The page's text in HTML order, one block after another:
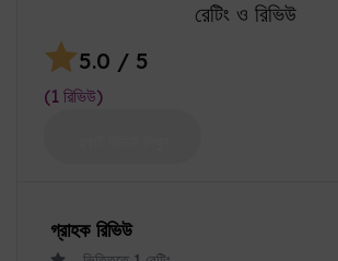
রেটিং ও রিভিউ
5.0 / 5
(1 রিভিউ)
গ্রাহক রিভিউ